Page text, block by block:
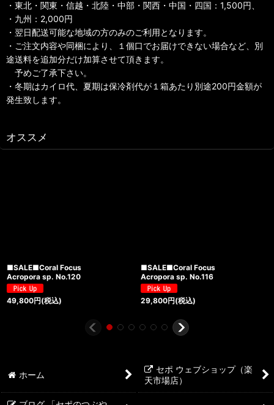
・東北・関東・信越・北陸・中部・関西・中国・四国：1,500円、
・九州：2,000円
・翌日配送可能な地域の方のみのご利用となります。
・ご注文内容や同梱により、１個口でお届けできない場合など、別
途送料を追加分だけ加算させて頂きます。
予めご了承下さい。
・冬期はカイロ代、夏期は保冷剤代が１箱あたり別途200円金額が
発生致します。
オススメ
■SALE■Coral Focus
Acropora sp. No.120
49,800円(税込)
■SALE■Coral Focus
Acropora sp. No.116
29,800円(税込)
ホーム
セポ ウェブショップ（楽
天市場店）